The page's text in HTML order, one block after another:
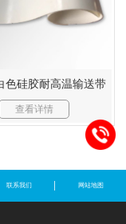
色硅胶耐高温输送带
查看详情
联系我们 网站地图